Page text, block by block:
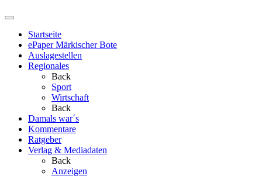
Startseite
ePaper Märkischer Bote
Auslagestellen
Regionales
Back
Sport
Wirtschaft
Back
Damals war´s
Kommentare
Ratgeber
Verlag & Mediadaten
Back
Anzeigen